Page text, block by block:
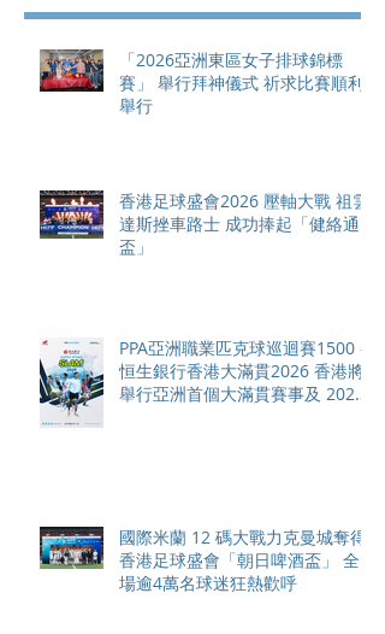
「2026亞洲東區女子排球錦標
賽」 舉行拜神儀式 祈求比賽順利
舉行
香港足球盛會2026 壓軸大戰 祖雲
達斯挫車路士 成功捧起「健絡通
盃」
PPA亞洲職業匹克球巡迴賽1500 -
恒生銀行香港大滿貫2026 香港將
舉行亞洲首個大滿貫賽事及 2026
國際米蘭 12 碼大戰力克曼城奪得
香港足球盛會「朝日啤酒盃」 全
場逾4萬名球迷狂熱歡呼